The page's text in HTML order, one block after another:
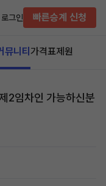
로그인 빠른승계 신청
뮤니티 가격표제원
2임차인 가능하신분